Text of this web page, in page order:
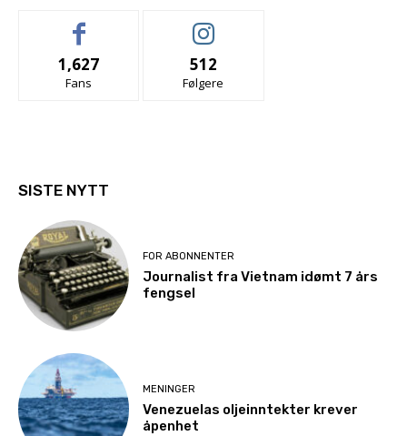
1,627
Fans
512
Følgere
SISTE NYTT
FOR ABONNENTER
Journalist fra Vietnam idømt 7 års
fengsel
MENINGER
Venezuelas oljeinntekter krever
åpenhet